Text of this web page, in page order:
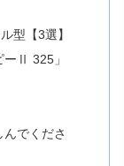
型【3選】
ーⅡ 325」
でくださ